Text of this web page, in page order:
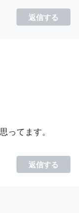
返信する
ってます。
返信する